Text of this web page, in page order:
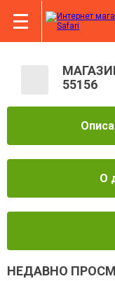
55156
О
НЕДАВНО